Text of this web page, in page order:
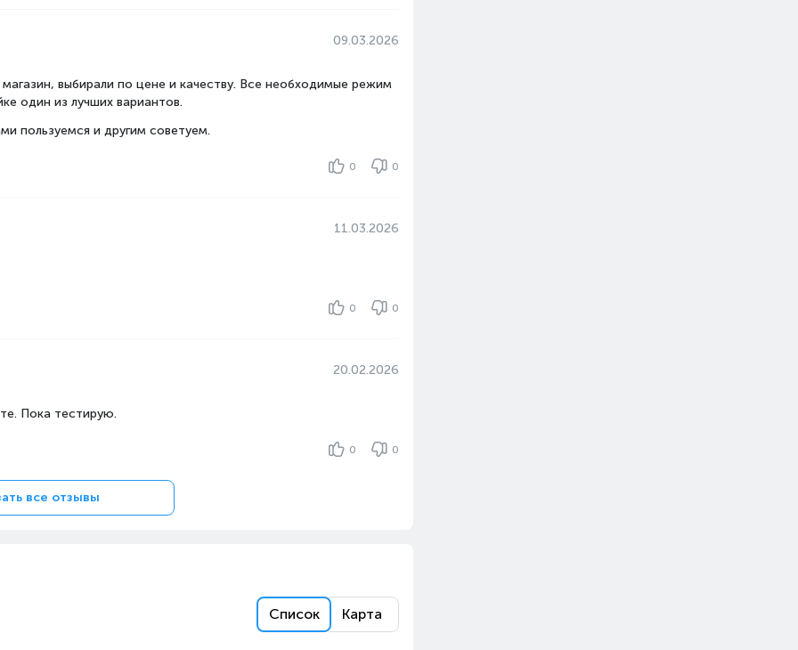
09.03.2026
выбирали по цене и качеству. Все необходимые режим
один из лучших вариантов.
пользуемся и другим советуем.
0 0
11.03.2026
0 0
20.02.2026
Пока тестирую.
0 0
все отзывы
Список Карта